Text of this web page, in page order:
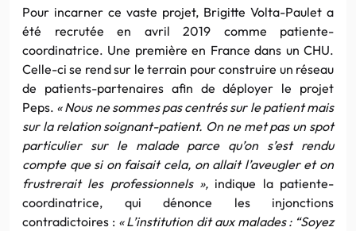
Pour incarner ce vaste projet, Brigitte Volta-Paulet a
été recrutée en avril 2019 comme patiente-
coordinatrice. Une première en France dans un CHU.
Celle-ci se rend sur le terrain pour construire un réseau
de patients-partenaires afin de déployer le projet
Peps. « Nous ne sommes pas centrés sur le patient mais
sur la relation soignant-patient. On ne met pas un spot
particulier sur le malade parce qu’on s’est rendu
compte que si on faisait cela, on allait l’aveugler et on
frustrerait les professionnels », indique la patiente-
coordinatrice, qui dénonce les injonctions
contradictoires : « L’institution dit aux malades : “Soyez